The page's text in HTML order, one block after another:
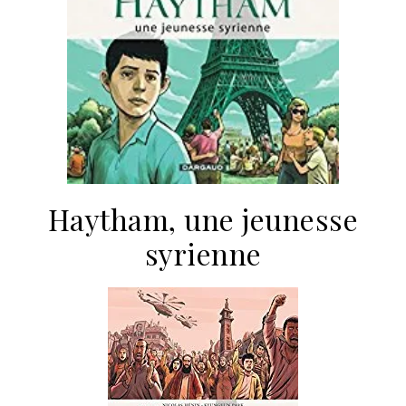
Haytham, une jeunesse
syrienne